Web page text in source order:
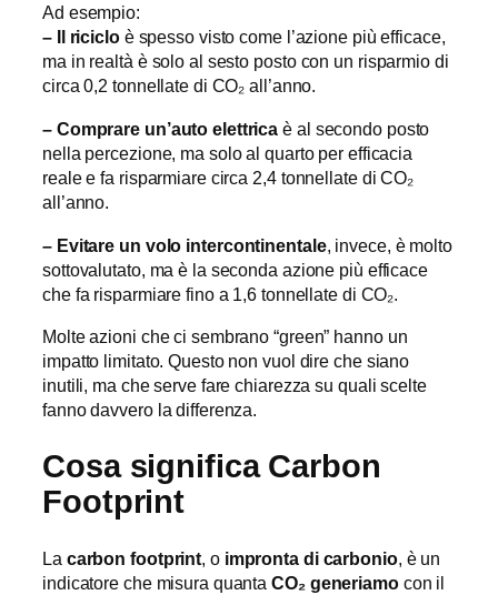
Ad esempio:
– Il ricicloè spesso visto come l’azione più efficace,
ma in realtà è solo al sesto posto con un risparmio di
circa 0,2 tonnellate di CO₂ all’anno.
– Comprare un’auto elettrica è al secondo posto
nella percezione, ma solo al quarto per efficacia
reale e fa risparmiare circa 2,4 tonnellate di CO₂
all’anno.
– Evitare un volo intercontinentale, invece, è molto
sottovalutato, ma è la seconda azione più efficace
che fa risparmiare fino a 1,6 tonnellate di CO₂.
Molte azioni che ci sembrano “green” hanno un
impatto limitato. Questo non vuol dire che siano
inutili, ma che serve fare chiarezza su quali scelte
fanno davvero la differenza.
Cosa significa Carbon
Footprint
La carbon footprint , o impronta di carbonio, è un
indicatore che misura quantaCO₂ generiamocon il